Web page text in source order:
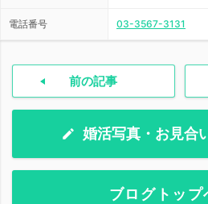
電話番号 03-3567-3131
前の記事
婚活写真・お見合
ブログトップ